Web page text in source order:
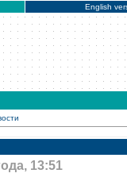
English
13:51